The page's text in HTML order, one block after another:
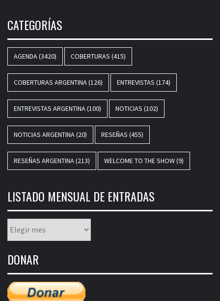
CATEGORÍAS
AGENDA (3420) COBERTURAS (415)
COBERTURAS ARGENTINA (126) ENTREVISTAS (174)
ENTREVISTAS ARGENTINA (100) NOTICIAS (102)
NOTICIAS ARGENTINA (20) RESEÑAS (455)
RESEÑAS ARGENTINA (213) WELCOME TO THE SHOW(9)
LISTADO MENSUAL DE ENTRADAS
mensual
entradas
DONAR